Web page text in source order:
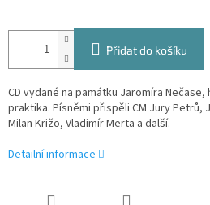
Přidat do košíku
CD vydané na památku Jaromíra
praktika. Písněmi přispěli CM Jury Petrů,
Milan Križo, Vladimír Merta a další.
Detailní informace